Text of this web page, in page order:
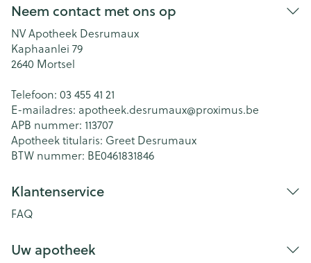
Neem contact met ons op
NV Apotheek Desrumaux
Kaphaanlei 79
2640 Mortsel
Telefoon: 03 455 41 21
E-mailadres: apotheek.desrumaux@proximus.be
APB nummer: 113707
Apotheek titularis: Greet Desrumaux
BTW nummer: BE0461831846
Klantenservice
FAQ
Uw apotheek